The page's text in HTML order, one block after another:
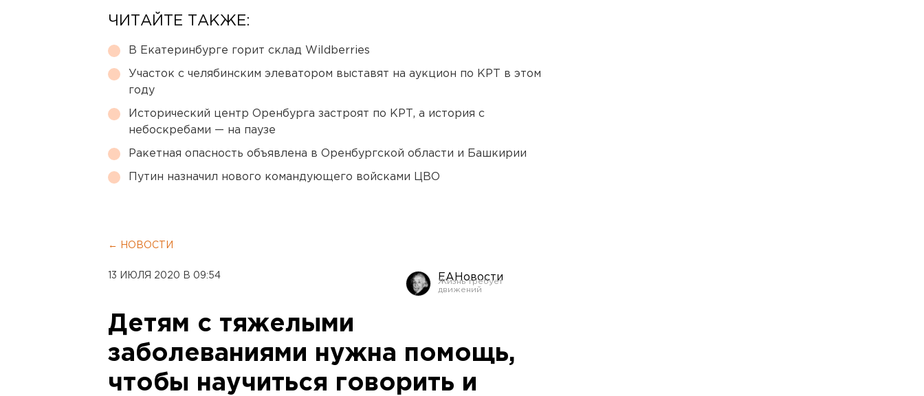
ЧИТАЙТЕ ТАКЖЕ:
В Екатеринбурге горит склад Wildberries
Участок с челябинским элеватором выставят на аукцион по КРТ в этом
году
Исторический центр Оренбурга застроят по КРТ, а история с
небоскребами — на паузе
Ракетная опасность объявлена в Оренбургской области и Башкирии
Путин назначил нового командующего войсками ЦВО
← НОВОСТИ
13 ИЮЛЯ 2020 В 09:54 ЕАНовости
Детям с тяжелыми
заболеваниями нужна помощь,
чтобы научиться говорить и